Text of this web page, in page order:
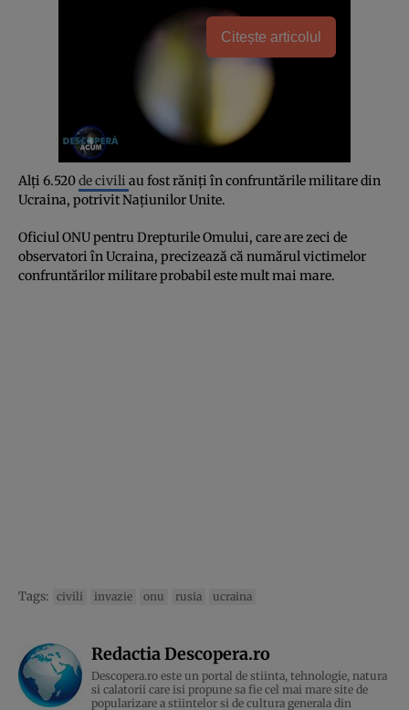
Citește articolul
Alţi 6.520de civili au fost răniţi în confruntările militare din
Ucraina, potrivit Naţiunilor Unite.
Oficiul ONU pentru Drepturile Omului, care are zeci de
observatori în Ucraina, precizează că numărul victimelor
confruntărilor militare probabil este mult mai mare.
Tags: civili invazie onu rusia ucraina
Redactia Descopera.ro
Descopera.ro este un portal de stiinta, tehnologie, natura
si calatorii care isi propune sa fie cel mai mare site de
popularizare a stiintelor si de cultura generala din